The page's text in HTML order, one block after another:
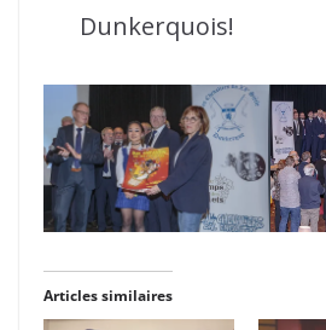
Dunkerquois!
Articles similaires